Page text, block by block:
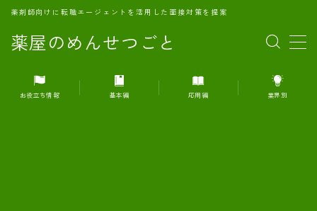
薬屋のめんせつごと
薬剤師向けに転職エージェントを活用した面接対策を提案
MENU
1.転職エージェントとは何か？
お役立ち情報 基本編 応用編 業界別